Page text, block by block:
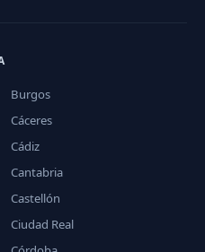
Burgos
Cáceres
Cádiz
Cantabria
Castellón
Ciudad Real